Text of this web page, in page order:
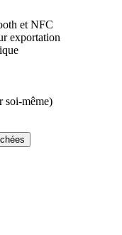
et NFC
exportation
soi-même)